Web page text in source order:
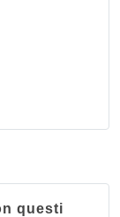
questi